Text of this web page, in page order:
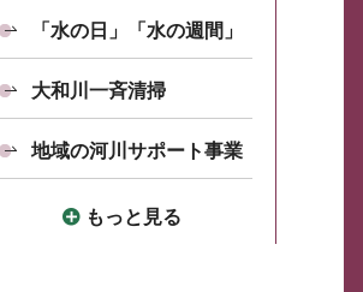
「水の日」「水の週間」
大和川一斉清掃
地域の河川サポート事業
もっと見る